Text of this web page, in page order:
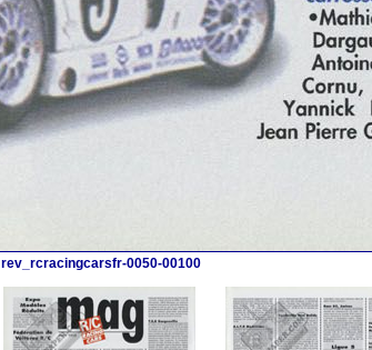
rev_rcracingcarsfr-0050-00100